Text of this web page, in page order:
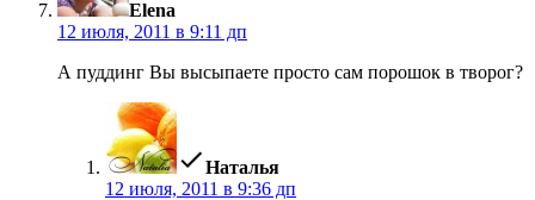
Elena
12 июля, 2011 в 9:11 дп
А пуддинг Вы высыпаете просто сам порошок в творог?
Наталья
12 июля, 2011 в 9:36 дп